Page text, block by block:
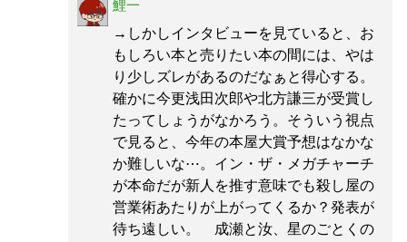
鯉一
→しかしインタビューを見ていると、お
もしろい本と売りたい本の間には、やは
り少しズレがあるのだなぁと得心する。
確かに今更浅田次郎や北方謙三が受賞し
たってしょうがなかろう。そういう視点
で見ると、今年の本屋大賞予想はなかな
か難しいな⋯。イン・ザ・メガチャーチ
が本命だが新人を推す意味でも殺し屋の
営業術あたりが上がってくるか？発表が
待ち遠しい。 成瀬と汝、星のごとくの